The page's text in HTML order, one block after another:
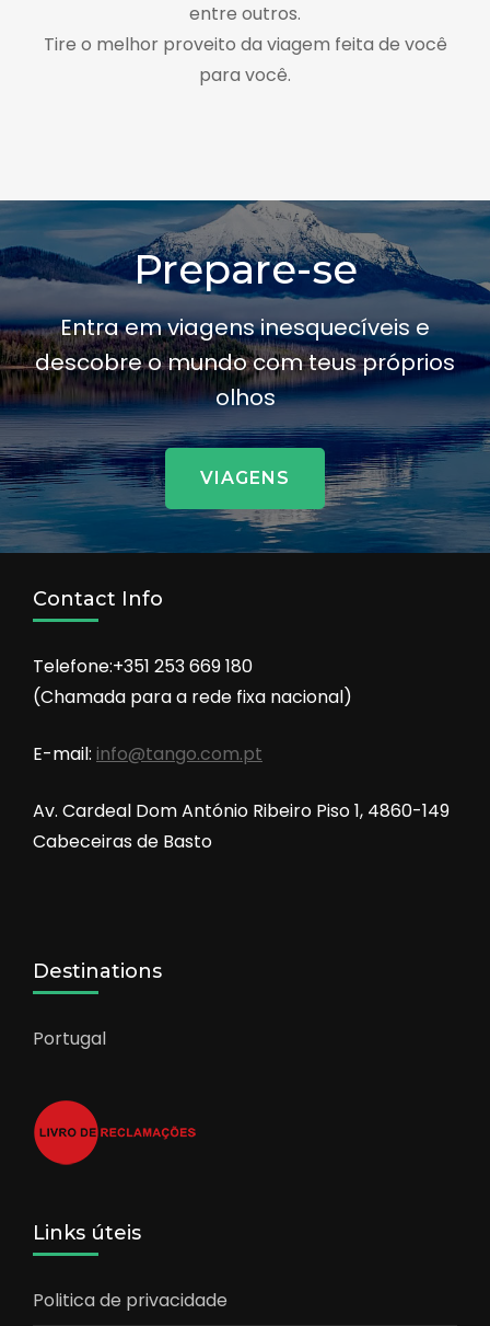
entre outros.
Tire o melhor proveito da viagem feita de você
para você.
Prepare-se
Entra em viagens inesquecíveis e
descobre o mundo com teus próprios
olhos
VIAGENS
Contact Info
Telefone:+351 253 669 180
(Chamada para a rede fixa nacional)
E-mail: info@tango.com.pt
Av. Cardeal Dom António Ribeiro Piso 1, 4860-149
Cabeceiras de Basto
Destinations
Portugal
Links úteis
Politica de privacidade